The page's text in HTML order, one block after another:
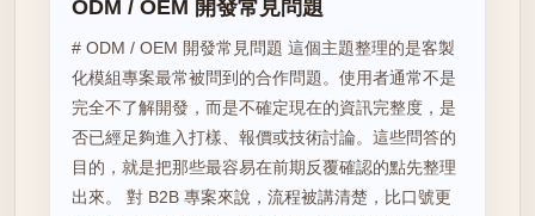
ODM / OEM 開發常見問題
# ODM / OEM 開發常見問題 這個主題整理的是客製
化模組專案最常被問到的合作問題。使用者通常不是
完全不了解開發，而是不確定現在的資訊完整度，是
否已經足夠進入打樣、報價或技術討論。這些問答的
目的，就是把那些最容易在前期反覆確認的點先整理
出來。 對 B2B 專案來說，流程被講清楚，比口號更